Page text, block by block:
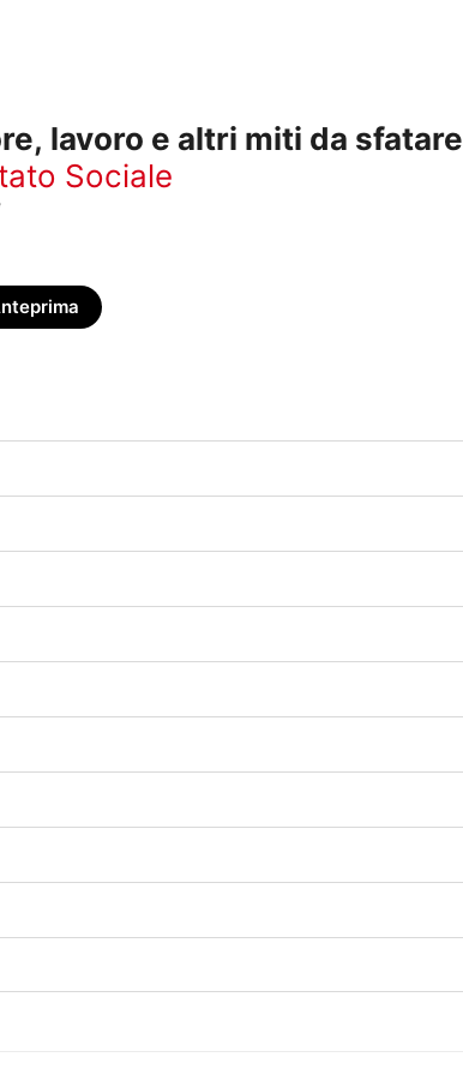
lavoro e altri miti da sfatare
Sociale